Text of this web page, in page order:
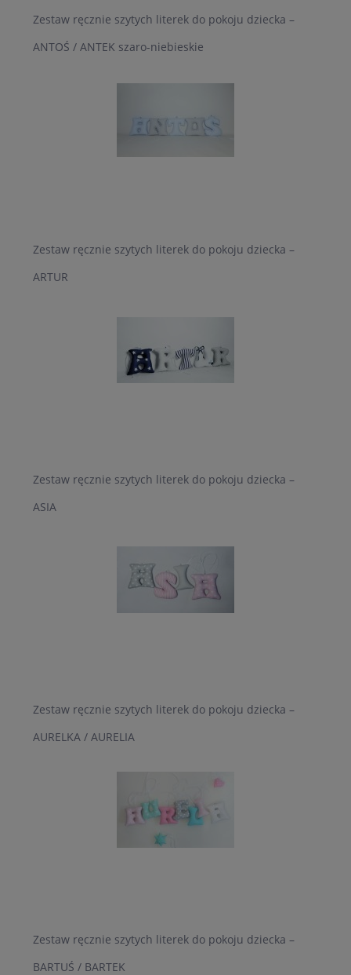
Zestaw ręcznie szytych literek do pokoju dziecka –
ANTOŚ / ANTEK szaro-niebieskie
Zestaw ręcznie szytych literek do pokoju dziecka –
ARTUR
Zestaw ręcznie szytych literek do pokoju dziecka –
ASIA
Zestaw ręcznie szytych literek do pokoju dziecka –
AURELKA / AURELIA
Zestaw ręcznie szytych literek do pokoju dziecka –
BARTUŚ / BARTEK